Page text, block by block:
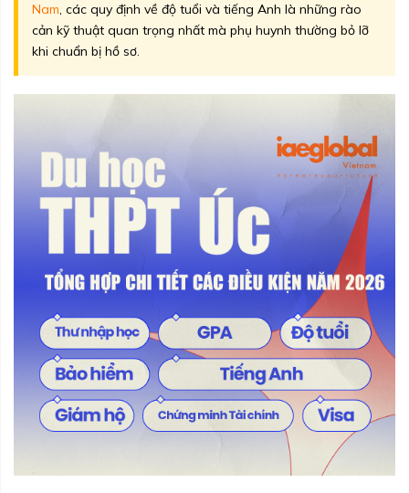
Nam, các quy định về độ tuổi và tiếng Anh là những rào
cản kỹ thuật quan trọng nhất mà phụ huynh thường bỏ lỡ
khi chuẩn bị hồ sơ.